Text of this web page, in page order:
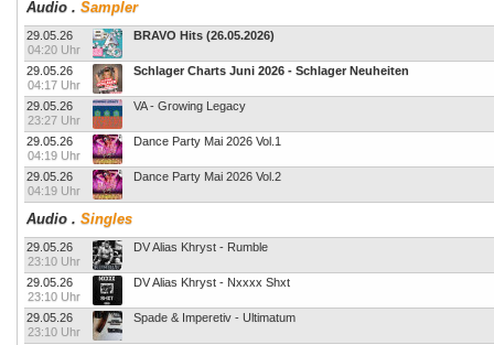
Audio . Sampler
29.05.26
04:20 Uhr
BRAVO Hits (26.05.2026)
29.05.26
04:17 Uhr
Schlager Charts Juni 2026 - Schlager Neuheiten
29.05.26
23:27 Uhr
VA - Growing Legacy
29.05.26
04:19 Uhr
Dance Party Mai 2026 Vol.1
29.05.26
04:19 Uhr
Dance Party Mai 2026 Vol.2
Audio . Singles
29.05.26
23:10 Uhr
DV Alias Khryst - Rumble
29.05.26
23:10 Uhr
DV Alias Khryst - Nxxxx Shxt
29.05.26
23:10 Uhr
Spade & Imperetiv - Ultimatum